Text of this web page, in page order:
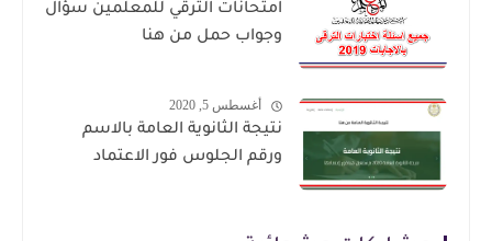
امتحانات الترقي للمعلمين سؤال
وجواب حمل من هنا
أغسطس 5, 2020
نتيجة الثانوية العامة بالاسم
ورقم الجلوس فور الاعتماد